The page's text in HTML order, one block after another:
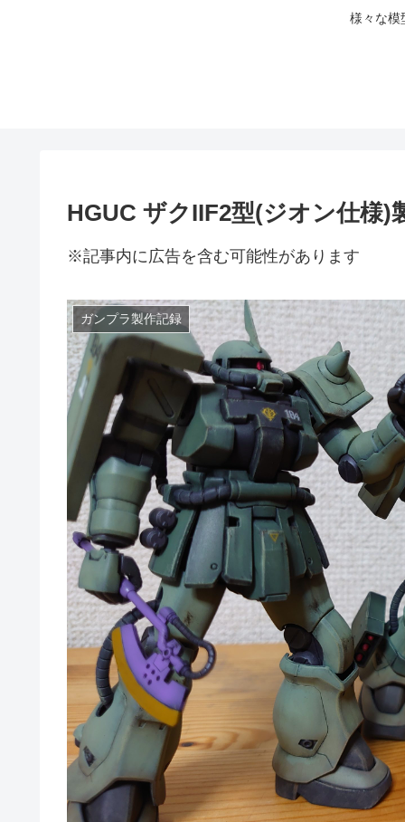
様々な模
HGUC ザクIIF2型(ジオン仕様
※記事内に広告を含む可能性があります
ガンプラ製作記録